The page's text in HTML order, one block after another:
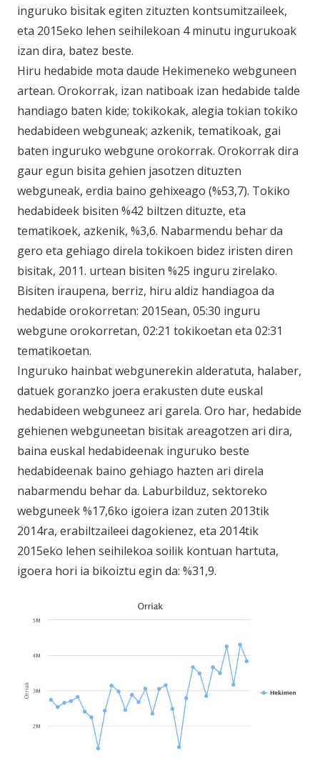
inguruko bisitak egiten zituzten kontsumitzaileek,
eta 2015eko lehen seihilekoan 4 minutu ingurukoak
izan dira, batez beste.
Hiru hedabide mota daude Hekimeneko webguneen
artean. Orokorrak, izan natiboak izan hedabide talde
handiago baten kide; tokikokak, alegia tokian tokiko
hedabideen webguneak; azkenik, tematikoak, gai
baten inguruko webgune orokorrak. Orokorrak dira
gaur egun bisita gehien jasotzen dituzten
webguneak, erdia baino gehixeago (%53,7). Tokiko
hedabideek bisiten %42 biltzen dituzte, eta
tematikoek, azkenik, %3,6. Nabarmendu behar da
gero eta gehiago direla tokikoen bidez iristen diren
bisitak, 2011. urtean bisiten %25 inguru zirelako.
Bisiten iraupena, berriz, hiru aldiz handiagoa da
hedabide orokorretan: 2015ean, 05:30 inguru
webgune orokorretan, 02:21 tokikoetan eta 02:31
tematikoetan.
Inguruko hainbat webgunerekin alderatuta, halaber,
datuek goranzko joera erakusten dute euskal
hedabideen webguneez ari garela. Oro har, hedabide
gehienen webguneetan bisitak areagotzen ari dira,
baina euskal hedabideenak inguruko beste
hedabideenak baino gehiago hazten ari direla
nabarmendu behar da. Laburbilduz, sektoreko
webguneek %17,6ko igoiera izan zuten 2013tik
2014ra, erabiltzaileei dagokienez, eta 2014tik
2015eko lehen seihilekoa soilik kontuan hartuta,
igoera hori ia bikoiztu egin da: %31,9.